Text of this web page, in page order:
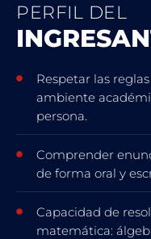
PERFIL DEL
Respetar las
ambiente
persona.
Comprender
de forma oral y
Capacidad de
matemática: